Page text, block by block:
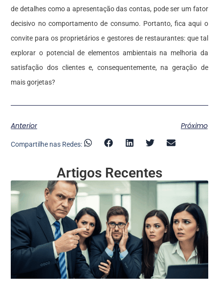
de detalhes como a apresentação das contas, pode ser um fator
decisivo no comportamento de consumo. Portanto, fica aqui o
convite para os proprietários e gestores de restaurantes: que tal
explorar o potencial de elementos ambientais na melhoria da
satisfação dos clientes e, consequentemente, na geração de
mais gorjetas?
Anterior Próximo
Compartilhe nas Redes:
Artigos Recentes